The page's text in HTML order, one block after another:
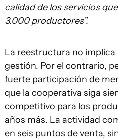
calidad de los servicios
3.000 productores”.
La reestructura no implica
gestión. Por el contrario,
fuerte participación de
que la cooperativa siga
competitivo para los
años más. La actividad
en seis puntos de venta,